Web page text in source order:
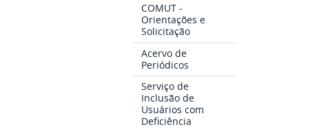
COMUT -
Orientações e
Solicitação
Acervo de
Periódicos
Serviço de
Inclusão de
Usuários com
Deficiência